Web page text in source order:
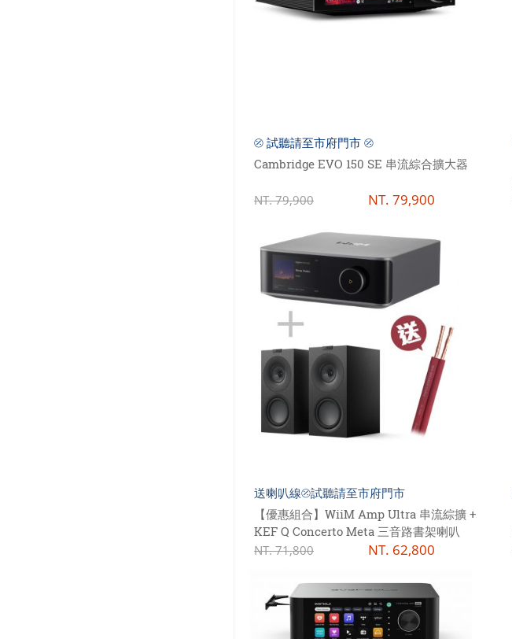
⦼ 試聽請至市府門市 ⦼
Cambridge EVO 150 SE 串流綜合擴大器
NT.79,900 NT. 79,900
送喇叭線⦼試聽請至市府門市
【優惠組合】WiiM Amp Ultra 串流綜擴 +
KEF Q Concerto Meta 三音路書架喇叭
NT.71,800 NT. 62,800